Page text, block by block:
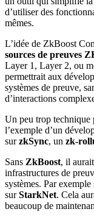
d’utiliser des
mêmes.
L’idée de ZkBoost
sources de preuves
Layer 1, Layer 2, ou
permettrait aux
systèmes de preuve,
d’interactions
Un peu trop technique
l’exemple d’un
surzkSync, un zk-
Sans ZkBoost, il
infrastructures de
systèmes. Par
surStarkNet. Cela
beaucoup de